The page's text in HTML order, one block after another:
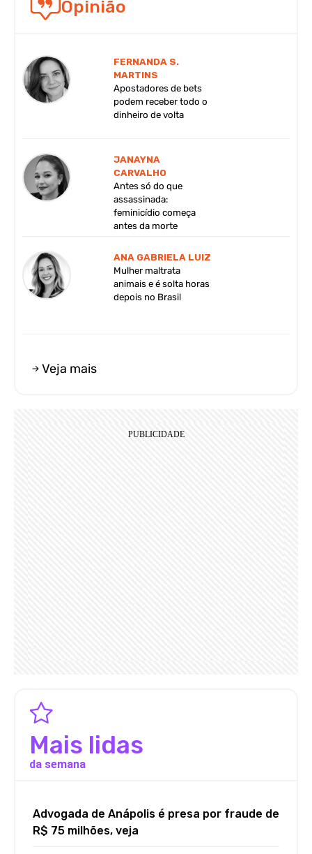
Opinião
FERNANDA S.
MARTINS
Apostadores de bets
podem receber todo o
dinheiro de volta
JANAYNA
CARVALHO
Antes só do que
assassinada:
feminicídio começa
antes da morte
ANA GABRIELA LUIZ
Mulher maltrata
animais e é solta horas
depois no Brasil
Veja mais
Mais lidas
da semana
Advogada de Anápolis é presa por fraude de
R$ 75 milhões, veja